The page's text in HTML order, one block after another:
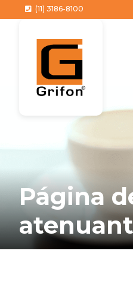
(11) 3186-8100
Página